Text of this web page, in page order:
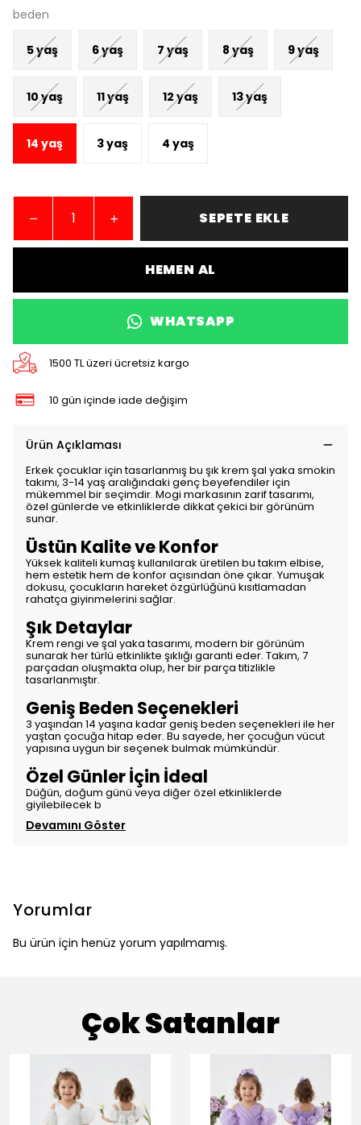
beden
5 yaş 6 yaş 7 yaş 8 yaş 9 yaş
10 yaş 11 yaş 12 yaş 13 yaş
14 yaş 3 yaş 4 yaş
SEPETE EKLE
HEMEN AL
WHATSAPP
1500 TL üzeri ücretsiz kargo
10 gün içinde iade değişim
Ürün Açıklaması
Erkek çocuklar için tasarlanmış bu şık krem şal yaka smokin
takımı, 3-14 yaş aralığındaki genç beyefendiler için
mükemmel bir seçimdir. Mogi markasının zarif tasarımı,
özel günlerde ve etkinliklerde dikkat çekici bir görünüm
sunar.
Üstün Kalite ve Konfor
Yüksek kaliteli kumaş kullanılarak üretilen bu takım elbise,
hem estetik hem de konfor açısından öne çıkar. Yumuşak
dokusu, çocukların hareket özgürlüğünü kısıtlamadan
rahatça giyinmelerini sağlar.
Şık Detaylar
Krem rengi ve şal yaka tasarımı, modern bir görünüm
sunarak her türlü etkinlikte şıklığı garanti eder. Takım, 7
parçadan oluşmakta olup, her bir parça titizlikle
tasarlanmıştır.
Geniş Beden Seçenekleri
3 yaşından 14 yaşına kadar geniş beden seçenekleri ile her
yaştan çocuğa hitap eder. Bu sayede, her çocuğun vücut
yapısına uygun bir seçenek bulmak mümkündür.
Özel Günler İçin İdeal
Düğün, doğum günü veya diğer özel etkinliklerde
giyilebilecek b
Devamını Göster
Yorumlar
Bu ürün için henüz yorum yapılmamış.
Çok Satanlar